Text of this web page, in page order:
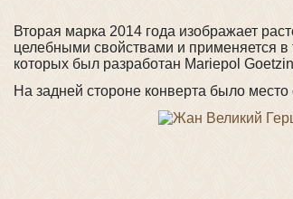
Вторая марка 2014 года изображает
целебными свойствами и применяется
которых был разработан Mariepol
На задней стороне конверта было